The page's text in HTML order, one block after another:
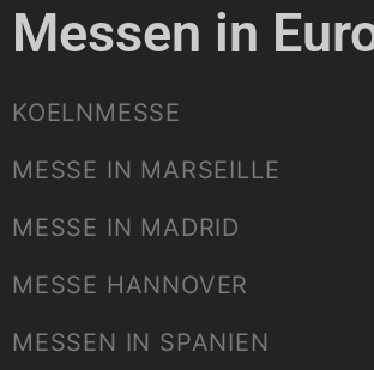
Messen in
KOELNMESSE
MESSE IN MARSEILLE
MESSE IN MADRID
MESSE HANNOVER
MESSEN IN SPANIEN